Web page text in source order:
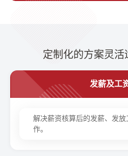
定制化的方案灵活
发薪及工
解决薪资核算后的发薪、发
作。